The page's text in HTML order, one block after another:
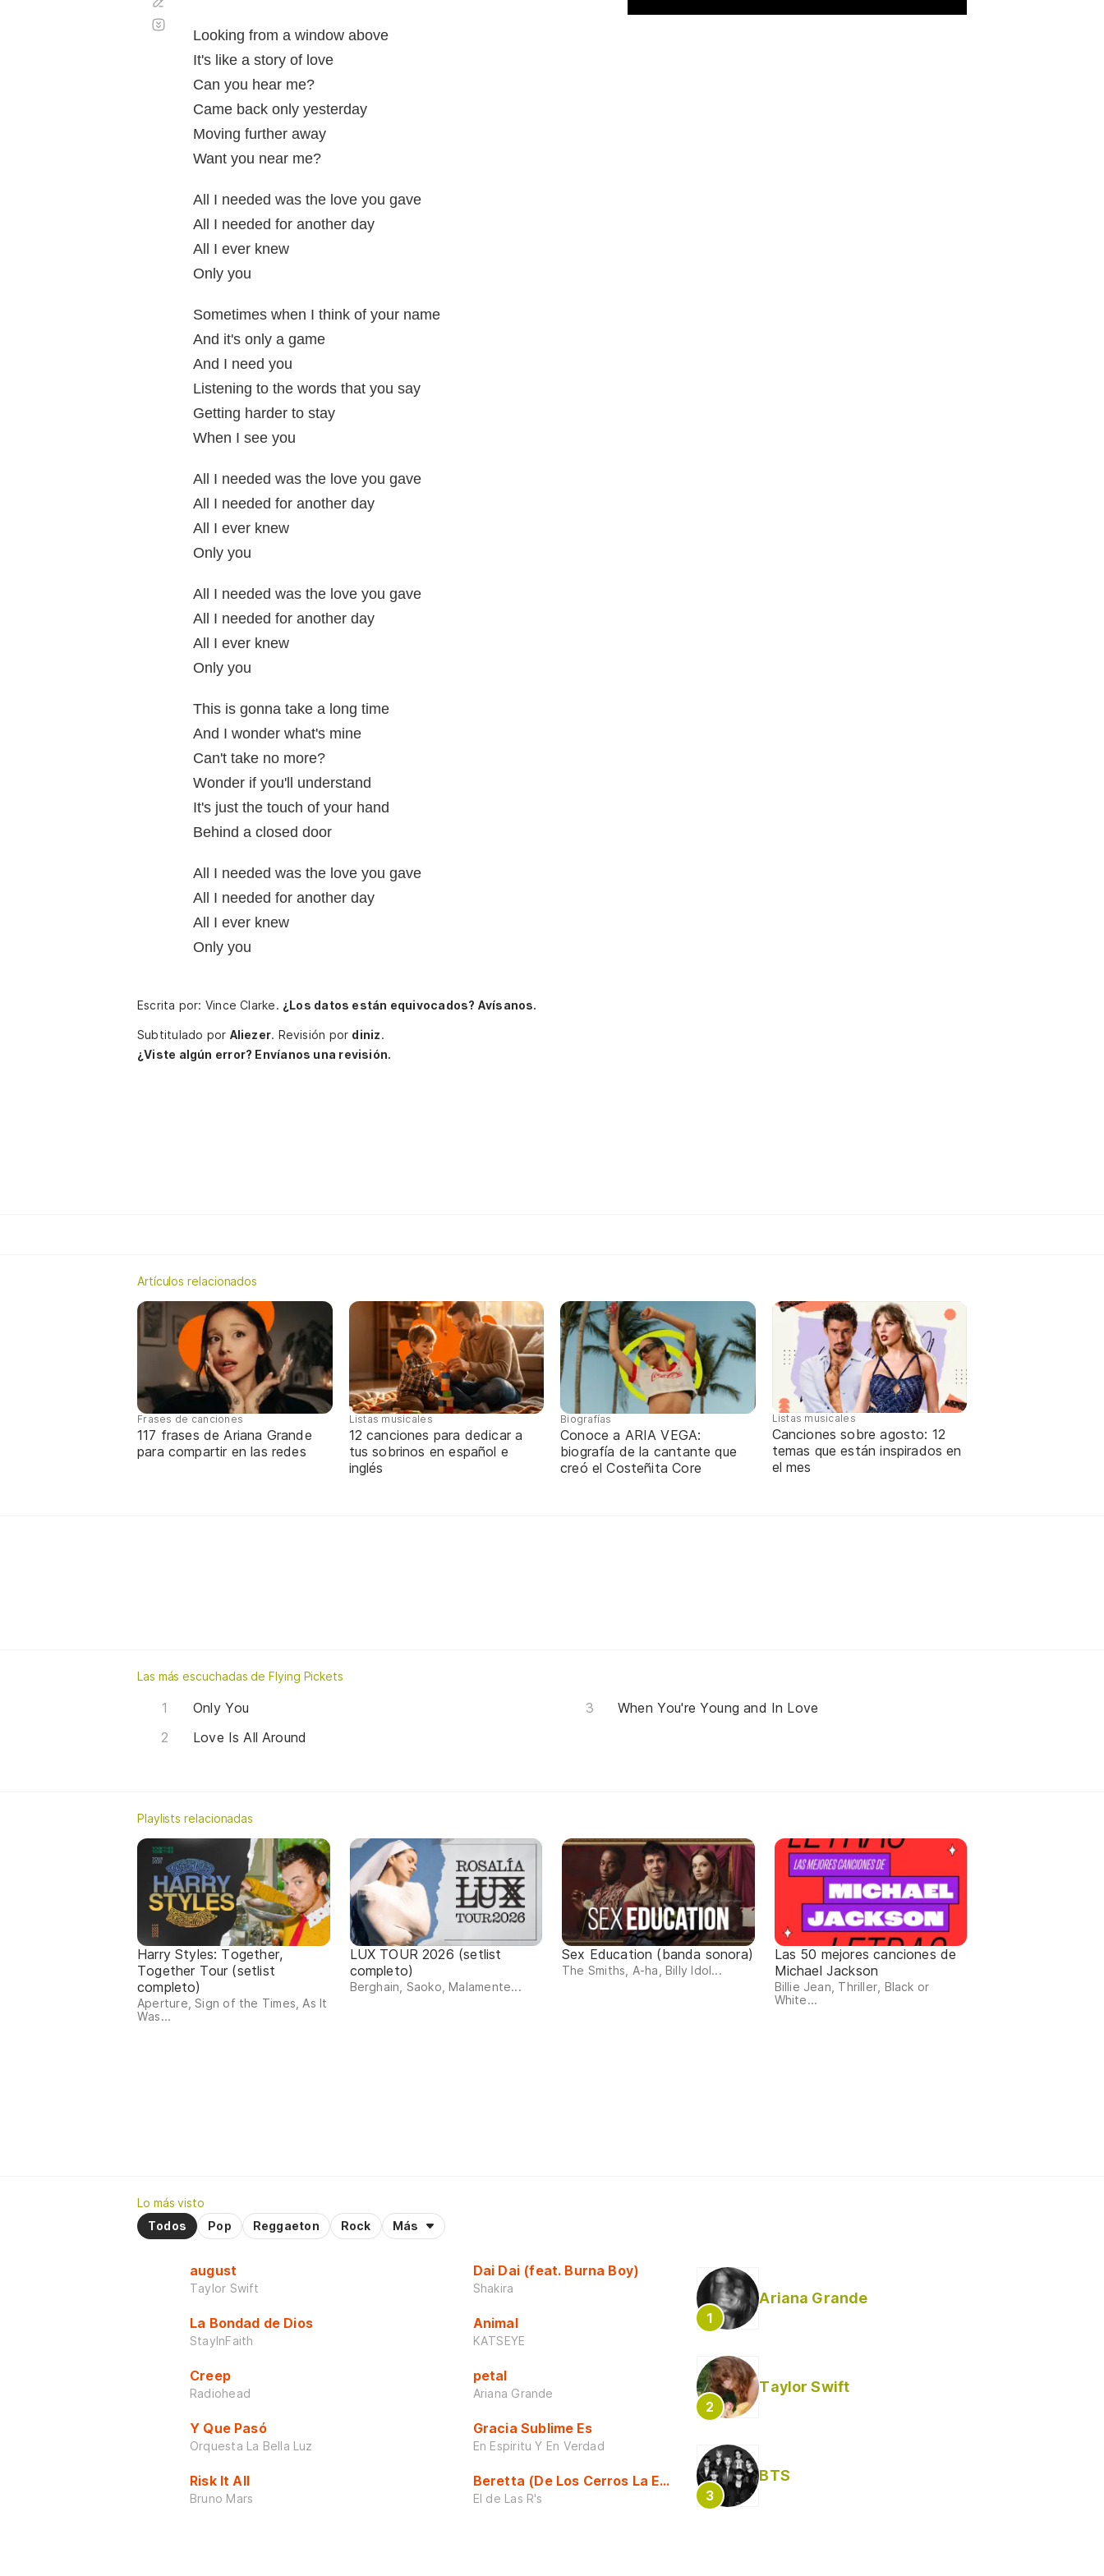
Looking from a window above
It's like a story of love
Can you hear me?
Came back only yesterday
Moving further away
Want you near me?
All I needed was the love you gave
All I needed for another day
All I ever knew
Only you
Sometimes when I think of your name
And it's only a game
And I need you
Listening to the words that you say
Getting harder to stay
When I see you
All I needed was the love you gave
All I needed for another day
All I ever knew
Only you
All I needed was the love you gave
All I needed for another day
All I ever knew
Only you
This is gonna take a long time
And I wonder what's mine
Can't take no more?
Wonder if you'll understand
It's just the touch of your hand
Behind a closed door
All I needed was the love you gave
All I needed for another day
All I ever knew
Only you
automático
Escrita por: Vince Clarke. ¿Los datos están equivocados? Avísanos.
Subtitulado por Aliezer. Revisión por diniz.
¿Viste algún error? Envíanos una revisión.
Artículos relacionados
Frases de canciones
117 frases de Ariana Grande
para compartir en las redes
Listas musicales
12 canciones para dedicar a
tus sobrinos en español e
inglés
Biografías
Conoce a ARIA VEGA:
biografía de la cantante que
creó el Costeñita Core
Listas musicales
Canciones sobre agosto: 12
temas que están inspirados en
el mes
Las más escuchadas de Flying Pickets
Only You
Love Is All Around
When You're Young and In Love
Playlists relacionadas
Harry Styles: Together,
Together Tour (setlist
completo)
Aperture, Sign of the Times, As It
Was...
LUX TOUR 2026 (setlist
completo)
Berghain, Saoko, Malamente...
Sex Education (banda sonora)
The Smiths, A-ha, Billy Idol...
Las 50 mejores canciones de
Michael Jackson
Billie Jean, Thriller, Black or
White...
Lo más visto
Todos
Pop Reggaeton Rock Más
august
Taylor Swift
La Bondad de Dios
StayInFaith
Creep
Radiohead
Y Que Pasó
Orquesta La Bella Luz
Risk It All
Bruno Mars
Dai Dai (feat. Burna Boy)
Shakira
Animal
KATSEYE
petal
Ariana Grande
Gracia Sublime Es
En Espiritu Y En Verdad
Beretta (De Los Cerros La Escuela)
El de Las R's
Ariana Grande
Taylor Swift
BTS